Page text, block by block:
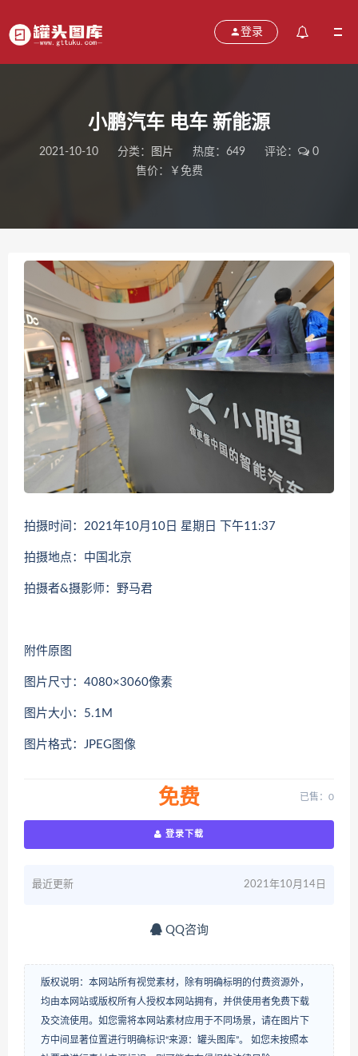
登录
小鹏汽车 电车 新能源
2021-10-10 分类： 图片 热度：649 评论：
0
售价：￥免费
拍摄时间：2021年10月10日 星期日 下午11:37
拍摄地点：中国北京
拍摄者&摄影师：野马君
附件原图
图片尺寸：4080×3060像素
图片大小：5.1M
图片格式：JPEG图像
免费 已售：0
登录下载
最近更新 2021年10月14日
QQ咨询
版权说明：本网站所有视觉素材，除有明确标明的付费资源外，
均由本网站或版权所有人授权本网站拥有，并供使用者免费下载
及交流使用。如您需将本网站素材应用于不同场景，请在图片下
方中间显著位置进行明确标识“来源：罐头图库”。 如您未按照本